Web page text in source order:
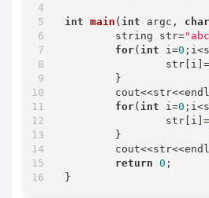
int main ( int argc, char
	string str=
for( int i=0
		str[i]=
for( int i=0
		str[i]=
return 0 ;